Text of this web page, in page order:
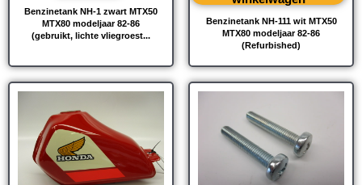
Benzinetank NH-1 zwart MTX50
MTX80 modeljaar 82-86
(gebruikt, lichte vliegroest...
Benzinetank NH-111 wit MTX50
MTX80 modeljaar 82-86
(Refurbished)